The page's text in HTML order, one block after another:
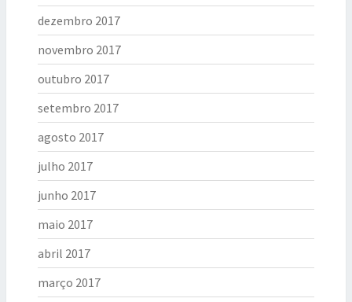
dezembro 2017
novembro 2017
outubro 2017
setembro 2017
agosto 2017
julho 2017
junho 2017
maio 2017
abril 2017
março 2017